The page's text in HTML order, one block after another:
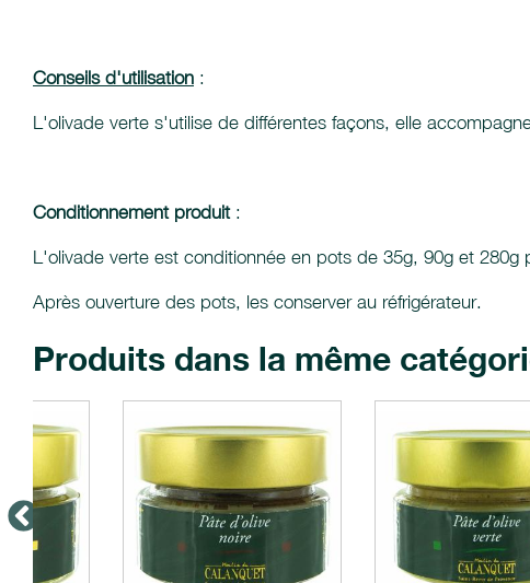
Conseils d'utilisation :
L'olivade verte s'utilise de différentes façons, elle
Conditionnement produit:
L'olivade verte est conditionnée en pots de 35g, 90g et
Après ouverture des pots, les conserver au réfrigérateur.
Produits dans la même